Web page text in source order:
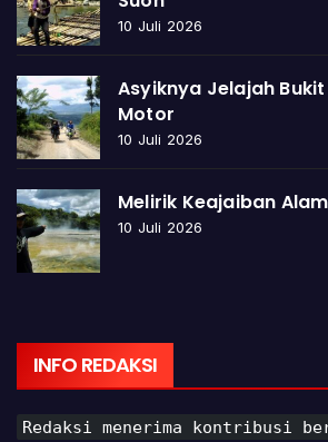
10 Juli 2026
Asyiknya Jelajah
Motor
10 Juli 2026
Melirik Keajaiban
10 Juli 2026
INFO REDAKSI
Redaksi menerima kontribusi